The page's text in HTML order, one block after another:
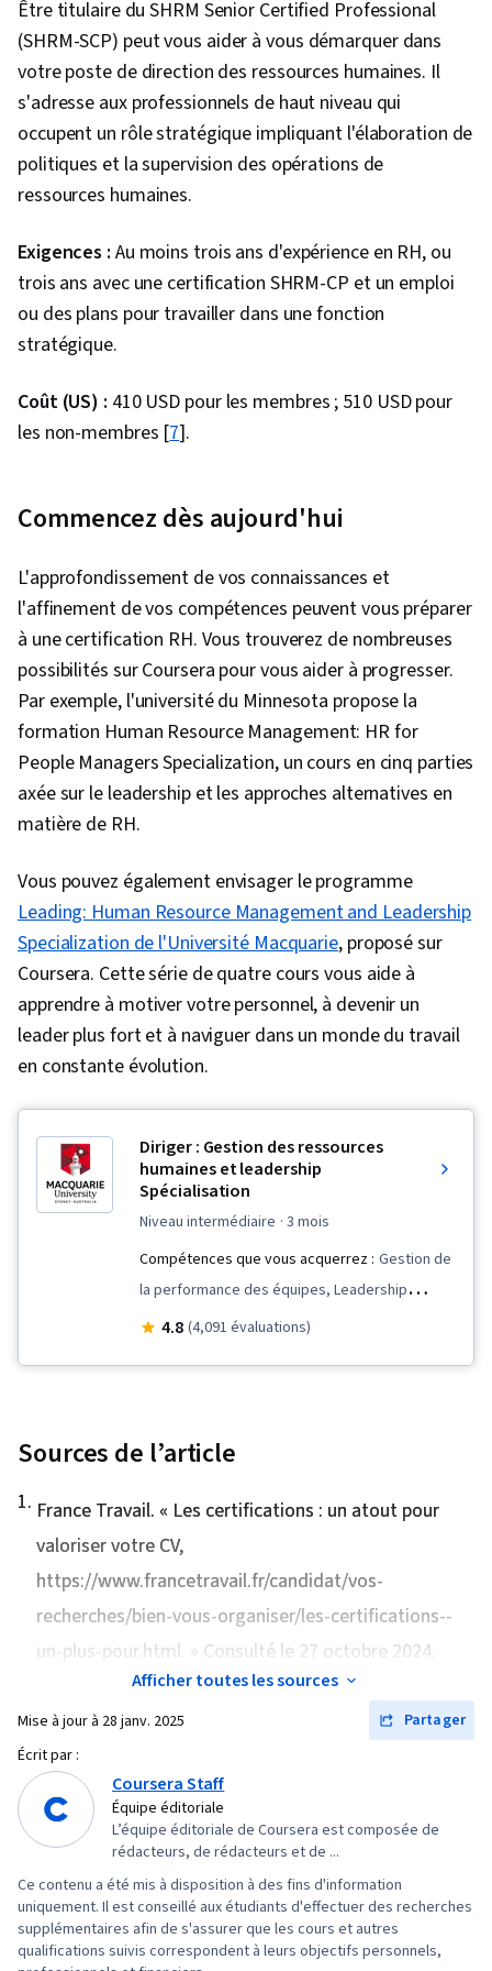
Être titulaire du SHRM Senior Certified Professional
(SHRM-SCP) peut vous aider à vous démarquer dans
votre poste de direction des ressources humaines. Il
s'adresse aux professionnels de haut niveau qui
occupent un rôle stratégique impliquant l'élaboration de
politiques et la supervision des opérations de
ressources humaines.
Exigences : Au moins trois ans d'expérience en RH, ou
trois ans avec une certification SHRM-CP et un emploi
ou des plans pour travailler dans une fonction
stratégique.
Coût (US) : 410 USD pour les membres ; 510 USD pour
les non-membres [7].
Commencez dès aujourd'hui
L'approfondissement de vos connaissances et
l'affinement de vos compétences peuvent vous préparer
à une certification RH. Vous trouverez de nombreuses
possibilités sur Coursera pour vous aider à progresser.
Par exemple, l'université du Minnesota propose la
formation Human Resource Management: HR for
People Managers Specialization, un cours en cinq parties
axée sur le leadership et les approches alternatives en
matière de RH.
Vous pouvez également envisager le programme
Leading: Human Resource Management and Leadership
Specialization de l'Université Macquarie, proposé sur
Coursera. Cette série de quatre cours vous aide à
apprendre à motiver votre personnel, à devenir un
leader plus fort et à naviguer dans un monde du travail
en constante évolution.
Diriger : Gestion des ressources
humaines et leadership
Spécialisation
niveau intermédiaire · 3 mois
Compétences que vous acquerrez : Gestion de
la performance des équipes, Leadership
organisationnel, Diversité et inclusion, Direction
Leadership d'équipe, Transformation de la
leadership, Renforcement de l'esprit d'équipe,
Stratégie en matière de ressources humaines,
Stratégie organisationnelle, Gestion de la
d'équipe, Structure organisationnelle, Diversité
Empathie et intelligence émotionnelle, Gestion
des conflits, Communication, Développement
Leadership, Motivation de l'équipe,
Sensibilisation à la diversité, Engagement des
employés, L'innovation, Gestion des risques,
Leadership stratégique, Risque opérationnel,
Analyse opérationnelle, Rédaction de rapports,
Indicateurs clés de performance (ICP),
4.8 (4,091 évaluations)
Sources de l’article
1. France Travail. « Les certifications : un atout pour
valoriser votre CV,
https://www.francetravail.fr/candidat/vos-
recherches/bien-vous-organiser/les-certifications--
un-plus-pour.html. » Consulté le 27 octobre 2024.
Afficher toutes les sources
Mise à jour à 28 janv. 2025
Partager
Écrit par :
Coursera Staff
Équipe éditoriale
L’équipe éditoriale de Coursera est composée de
rédacteurs, de rédacteurs et de ...
Ce contenu a été mis à disposition à des fins d'information
uniquement. Il est conseillé aux étudiants d'effectuer des recherches
supplémentaires afin de s'assurer que les cours et autres
qualifications suivis correspondent à leurs objectifs personnels,